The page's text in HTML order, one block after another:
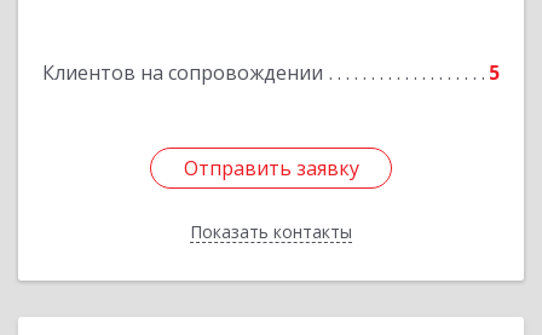
Клиентов на сопровождении 5
Отправить заявку
Показать контакты
Подробнее
Отправить заявку
Назад